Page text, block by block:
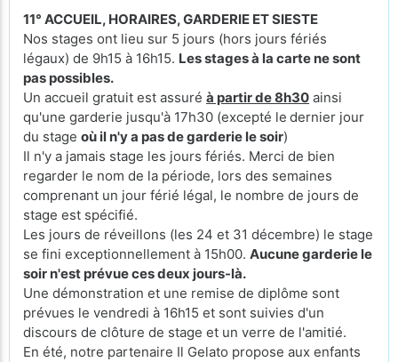
11° ACCUEIL, HORAIRES, GARDERIE ET SIESTE
Nos stages ont lieu sur 5 jours (hors jours fériés
légaux) de 9h15 à 16h15. Les stages à la carte ne sont
pas possibles.
Un accueil gratuit est assuré à partir de 8h30 ainsi
qu'une garderie jusqu'à 17h30 (excepté le dernier jour
du stage où il n'y a pas de garderie le soir)
Il n'y a jamais stage les jours fériés. Merci de bien
regarder le nom de la période, lors des semaines
comprenant un jour férié légal, le nombre de jours de
stage est spécifié.
Les jours de réveillons (les 24 et 31 décembre) le stage
se fini exceptionnellement à 15h00. Aucune garderie le
soir n'est prévue ces deux jours-là.
Une démonstration et une remise de diplôme sont
prévues le vendredi à 16h15 et sont suivies d'un
discours de clôture de stage et un verre de l'amitié.
En été, notre partenaire Il Gelato propose aux enfants